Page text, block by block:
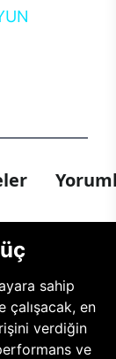
sahip
çalışacak, en
verdiğin
ve